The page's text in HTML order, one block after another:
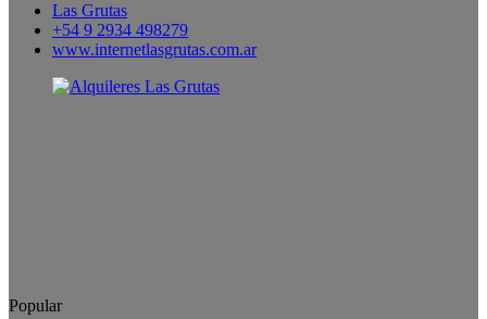
Las Grutas
+54 9 2934 498279
www.internetlasgrutas.com.ar
Popular